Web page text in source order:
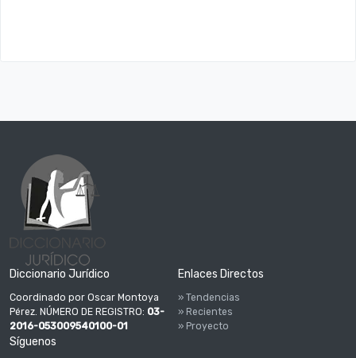
Diccionario Jurídico
Coordinado por Oscar Montoya
Pérez. NÚMERO DE REGISTRO: 03-
2016-053009540100-01
Enlaces Directos
» Tendencias
» Recientes
» Proyecto
Síguenos